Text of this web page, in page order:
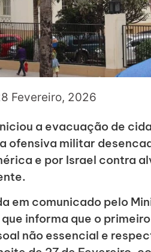
Fevereiro, 2026
a evacuação de
ofensiva militar
e por Israel contra
em comunicado pelo
informa que o
não essencial e